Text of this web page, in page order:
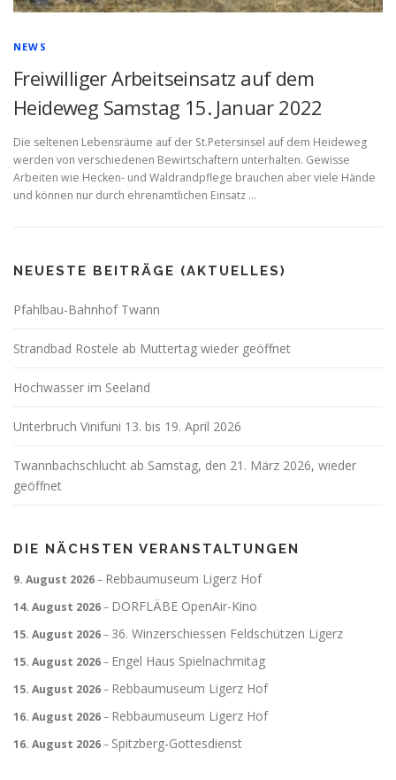
NEWS
Freiwilliger Arbeitseinsatz auf dem
Heideweg Samstag 15. Januar 2022
Die seltenen Lebensräume auf der St.Petersinsel auf dem Heideweg
werden von verschiedenen Bewirtschaftern unterhalten. Gewisse
Arbeiten wie Hecken- und Waldrandpflege brauchen aber viele Hände
und können nur durch ehrenamtlichen Einsatz …
NEUESTE BEITRÄGE (AKTUELLES)
Pfahlbau-Bahnhof Twann
Strandbad Rostele ab Muttertag wieder geöffnet
Hochwasser im Seeland
Unterbruch Vinifuni 13. bis 19. April 2026
Twannbachschlucht ab Samstag, den 21. März 2026, wieder
geöffnet
DIE NÄCHSTEN VERANSTALTUNGEN
9. August 2026– Rebbaumuseum Ligerz Hof
14. August 2026– DORFLÄBE OpenAir-Kino
15. August 2026– 36. Winzerschiessen Feldschützen Ligerz
15. August 2026– Engel Haus Spielnachmitag
15. August 2026– Rebbaumuseum Ligerz Hof
16. August 2026– Rebbaumuseum Ligerz Hof
16. August 2026– Spitzberg-Gottesdienst